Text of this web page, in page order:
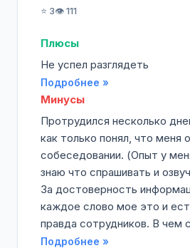
⭐ 3👁️ 111
Плюсы
Не успел разглядеть
Подробнее »
Минусы
Протрудился несколько
как только понял, что меня
собеседовании. (Опыт у
знаю что спрашивать и
За достоверность
каждое слово мое это и
правда сотрудников. В чем
Подробнее »